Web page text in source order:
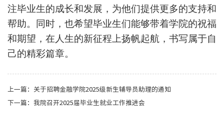
注毕业生的成长和发展，为他们提供更多的支持和
帮助。同时，也希望毕业生们能够带着学院的祝福
和期望，在人生的新征程上扬帆起航，书写属于自
己的精彩篇章。
上一篇： 关于招聘金融学院2025级新生辅导员助理的通知
下一篇： 我院召开2025届毕业生就业工作推进会